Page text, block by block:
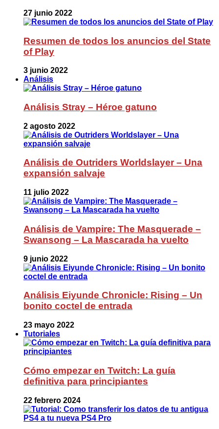
27 junio 2022
Resumen de todos los anuncios del State
of Play
3 junio 2022
Análisis
Análisis Stray – Héroe gatuno
2 agosto 2022
Análisis de Outriders Worldslayer – Una
expansión salvaje
11 julio 2022
Análisis de Vampire: The Masquerade –
Swansong – La Mascarada ha vuelto
9 junio 2022
Análisis Eiyunde Chronicle: Rising – Un
bonito coctel de entrada
23 mayo 2022
Tutoriales
Cómo empezar en Twitch: La guía
definitiva para principiantes
22 febrero 2024